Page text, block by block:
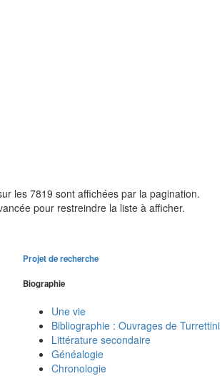
les 7819 sont affichées par la pagination.
pour restreindre la liste à afficher.
Projet de recherche
Biographie
Une vie
Bibliographie : Ouvrages de Turrettini
Littérature secondaire
Généalogie
Chronologie